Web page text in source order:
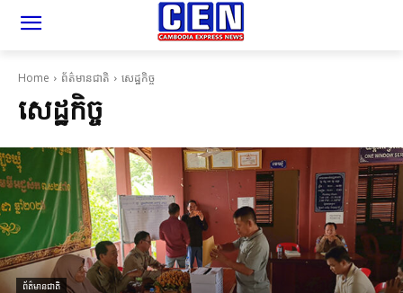
Home ព័ត៌មានជាតិ សេដ្ឋកិច្ច
សេដ្ឋកិច្ច
ព័ត៌មានជាតិ